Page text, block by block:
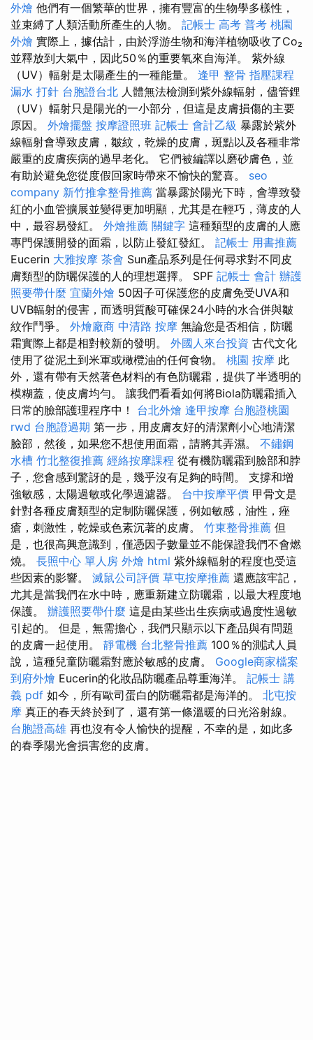
外燴 他們有一個繁華的世界，擁有豐富的生物學多樣性，
並束縛了人類活動所產生的人物。 記帳士 高考 普考 桃園
外燴 實際上，據估計，由於浮游生物和海洋植物吸收了Co₂
並釋放到大氣中，因此50％的重要氧來自海洋。 紫外線
（UV）輻射是太陽產生的一種能量。 逢甲 整骨 指壓課程
漏水 打針 台胞證台北 人體無法檢測到紫外線輻射，儘管鋰
（UV）輻射只是陽光的一小部分，但這是皮膚損傷的主要
原因。 外燴擺盤 按摩證照班 記帳士 會計乙級 暴露於紫外
線輻射會導致皮膚，皺紋，乾燥的皮膚，斑點以及各種非常
嚴重的皮膚疾病的過早老化。 它們被編譯以磨砂膚色，並
有助於避免您從度假回家時帶來不愉快的驚喜。 seo
company 新竹推拿整骨推薦 當暴露於陽光下時，會導致發
紅的小血管擴展並變得更加明顯，尤其是在輕巧，薄皮的人
中，最容易發紅。 外燴推薦 關鍵字 這種類型的皮膚的人應
專門保護開發的面霜，以防止發紅發紅。 記帳士 用書推薦
Eucerin 大雅按摩 茶會 Sun產品系列是任何尋求對不同皮
膚類型的防曬保護的人的理想選擇。 SPF 記帳士 會計 辦護
照要帶什麼 宜蘭外燴 50因子可保護您的皮膚免受UVA和
UVB輻射的侵害，而透明質酸可確保24小時的水合併與皺
紋作鬥爭。 外燴廠商 中清路 按摩 無論您是否相信，防曬
霜實際上都是相對較新的發明。 外國人來台投資 古代文化
使用了從泥土到米軍或橄欖油的任何食物。 桃園 按摩 此
外，還有帶有天然著色材料的有色防曬霜，提供了半透明的
模糊蓋，使皮膚均勻。 讓我們看看如何將Biola防曬霜插入
日常的臉部護理程序中！ 台北外燴 逢甲按摩 台胞證桃園
rwd 台胞證過期 第一步，用皮膚友好的清潔劑小心地清潔
臉部，然後，如果您不想使用面霜，請將其弄濕。 不鏽鋼
水槽 竹北整復推薦 經絡按摩課程 從有機防曬霜到臉部和脖
子，您會感到驚訝的是，幾乎沒有足夠的時間。 支撐和增
強敏感，太陽過敏或化學過濾器。 台中按摩平價 甲骨文是
針對各種皮膚類型的定制防曬保護，例如敏感，油性，痤
瘡，刺激性，乾燥或色素沉著的皮膚。 竹東整骨推薦 但
是，也很高興意識到，僅憑因子數量並不能保證我們不會燃
燒。 長照中心 單人房 外燴 html 紫外線輻射的程度也受這
些因素的影響。 滅鼠公司評價 草屯按摩推薦 還應該牢記，
尤其是當我們在水中時，應重新建立防曬霜，以最大程度地
保護。 辦護照要帶什麼 這是由某些出生疾病或過度性過敏
引起的。 但是，無需擔心，我們只顯示以下產品與有問題
的皮膚一起使用。 靜電機 台北整骨推薦 100％的測試人員
說，這種兒童防曬霜對應於敏感的皮膚。 Google商家檔案
到府外燴 Eucerin的化妝品防曬產品尊重海洋。 記帳士 講
義 pdf 如今，所有歐司蛋白的防曬霜都是海洋的。 北屯按
摩 真正的春天終於到了，還有第一條溫暖的日光浴射線。
台胞證高雄 再也沒有令人愉快的提醒，不幸的是，如此多
的春季陽光會損害您的皮膚。